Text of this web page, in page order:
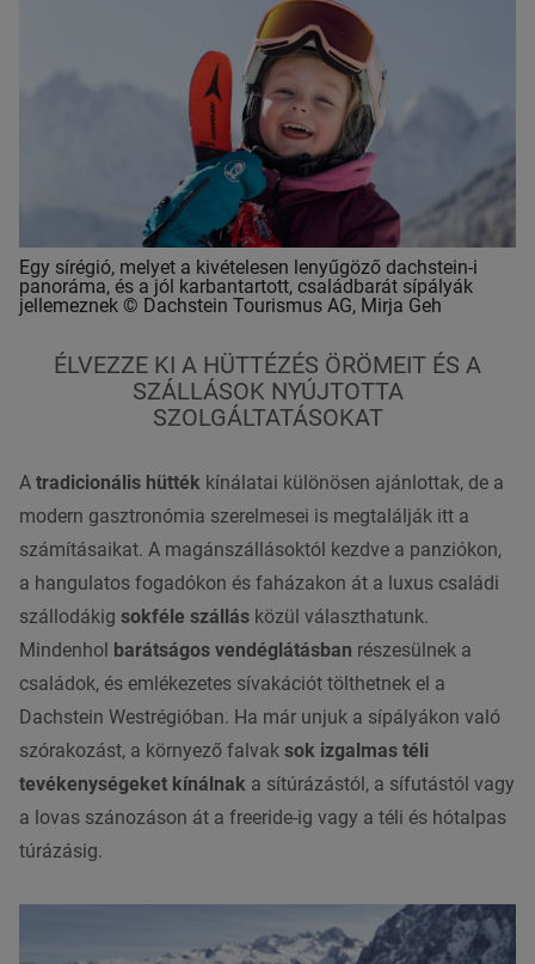
Egy sírégió, melyet a kivételesen lenyűgöző dachstein-i
panoráma, és a jól karbantartott, családbarát sípályák
jellemeznek © Dachstein Tourismus AG, Mirja Geh
ÉLVEZZE KI A HÜTTÉZÉS ÖRÖMEIT ÉS A
SZÁLLÁSOK NYÚJTOTTA
SZOLGÁLTATÁSOKAT
A tradicionális hütték kínálatai különösen ajánlottak, de a
modern gasztronómia szerelmesei is megtalálják itt a
számításaikat. A magánszállásoktól kezdve a panziókon,
a hangulatos fogadókon és faházakon át a luxus családi
szállodákig sokféle szállás közül választhatunk.
Mindenhol barátságos vendéglátásban részesülnek a
családok, és emlékezetes sívakációt tölthetnek el a
Dachstein Westrégióban. Ha már unjuk a sípályákon való
szórakozást, a környező falvak sok izgalmas téli
tevékenységeket kínálnak a sítúrázástól, a sífutástól vagy
a lovas szánozáson át a freeride-ig vagy a téli és hótalpas
túrázásig.